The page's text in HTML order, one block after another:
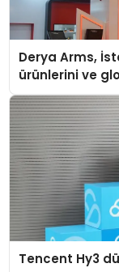
Derya Arms,
ürünlerini ve
Tencent Hy3